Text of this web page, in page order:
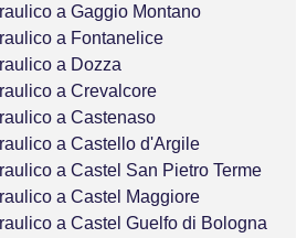
a Gaggio Montano
a Fontanelice
a Dozza
a Crevalcore
a Castenaso
a Castello d'Argile
a Castel San Pietro Terme
a Castel Maggiore
a Castel Guelfo di Bologna